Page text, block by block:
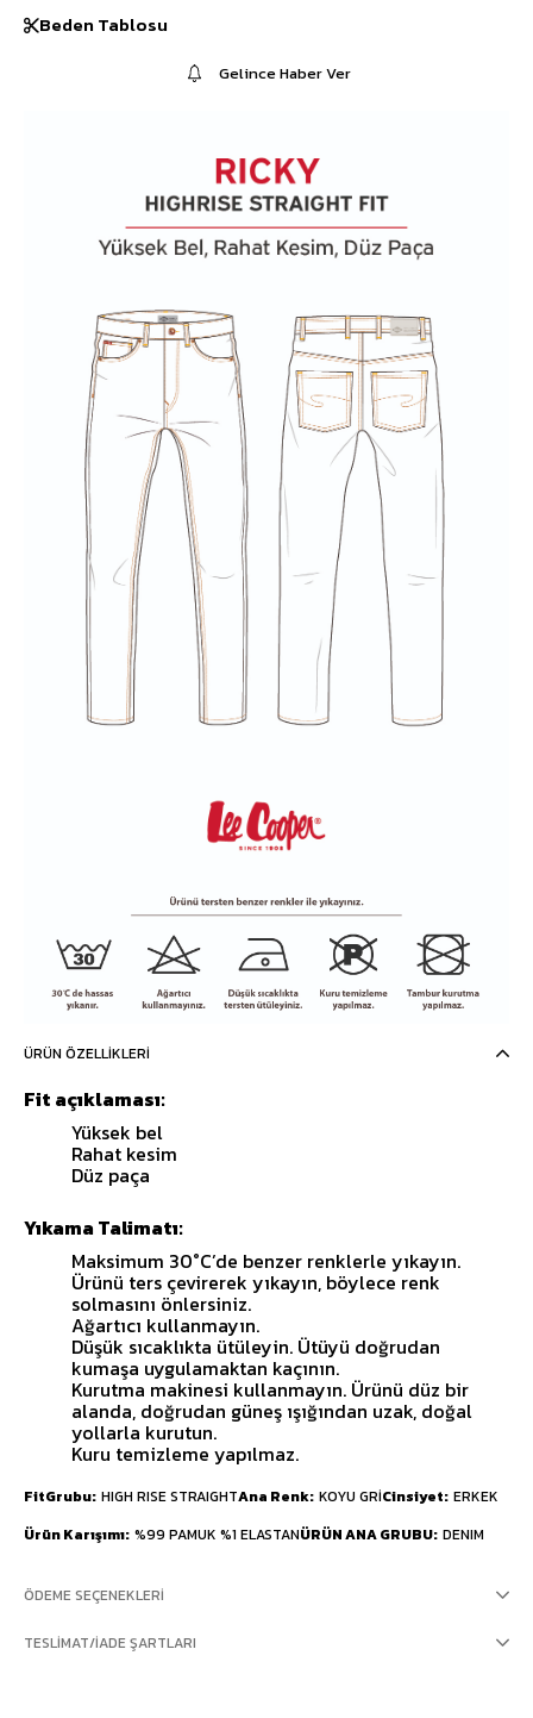
Beden Tablosu
Gelince Haber Ver
ÜRÜN ÖZELLIKLERI
Fit açıklaması:
Yüksek bel
Rahat kesim
Düz paça
Yıkama Talimatı:
Maksimum 30°C’de benzer renklerle yıkayın.
Ürünü ters çevirerek yıkayın, böylece renk
solmasını önlersiniz.
Ağartıcı kullanmayın.
Düşük sıcaklıkta ütüleyin. Ütüyü doğrudan
kumaşa uygulamaktan kaçının.
Kurutma makinesi kullanmayın. Ürünü düz bir
alanda, doğrudan güneş ışığından uzak, doğal
yollarla kurutun.
Kuru temizleme yapılmaz.
FitGrubu HIGH RISE STRAIGHTAna Renk KOYU GRİCinsiyet ERKEK
Ürün Karışımı %99 PAMUK %1 ELASTANÜRÜN ANA GRUBU DENIM
ÖDEME SEÇENEKLERI
TESLIMAT/İADE ŞARTLARI